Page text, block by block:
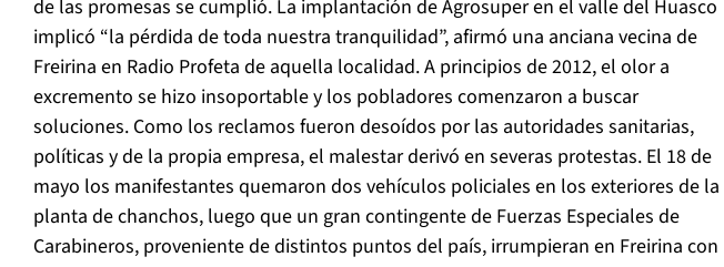
de las promesas se cumplió. La implantación de Agrosuper en el valle del Huasco
implicó “la pérdida de toda nuestra tranquilidad”, afirmó una anciana vecina de
Freirina en Radio Profeta de aquella localidad. A principios de 2012, el olor a
excremento se hizo insoportable y los pobladores comenzaron a buscar
soluciones. Como los reclamos fueron desoídos por las autoridades sanitarias,
políticas y de la propia empresa, el malestar derivó en severas protestas. El 18 de
mayo los manifestantes quemaron dos vehículos policiales en los exteriores de la
planta de chanchos, luego que un gran contingente de Fuerzas Especiales de
Carabineros, proveniente de distintos puntos del país, irrumpieran en Freirina con